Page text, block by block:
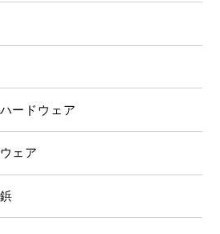
ードウェア
ェア